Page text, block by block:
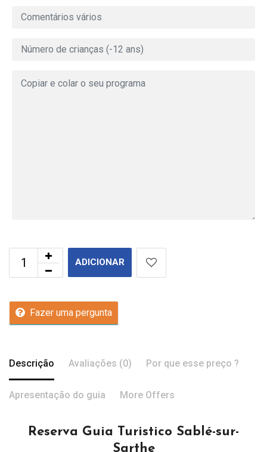
ADICIONAR
Fazer uma pergunta
Descrição Avaliações (0) Por que esse preço ?
Apresentação do guia More Offers
Reserva Guia Turistico Sablé-sur-
Sarthe